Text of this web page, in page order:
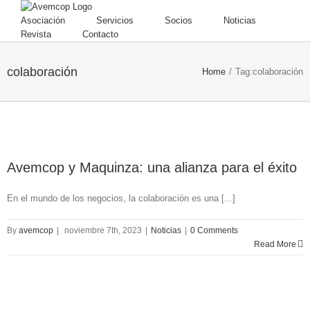
Asociación Servicios Socios
Noticias
Revista
Contacto
colaboración Home / Tag:colaboración
Avemcop y Maquinza: una alianza para el éxito
En el mundo de los negocios, la colaboración es una [...]
By avemcop noviembre 7th, 2023 Noticias
0 Comments
Read More